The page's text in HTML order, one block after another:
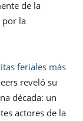
de la
por la
feriales más
reveló su
década: un
actores de la